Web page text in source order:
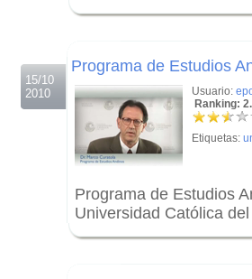
15/10
2010
Programa de Estudios
Usuario:
Ranking:
Etiquetas:
Programa de Estudios
Universidad Católica